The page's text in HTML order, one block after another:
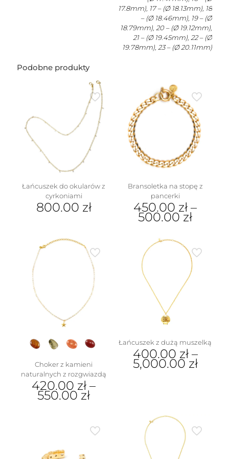
17.8mm), 17 – (Ø 18.13mm), 18
– (Ø 18.46mm), 19 – (Ø
18.79mm), 20 – (Ø 19.12mm),
21 – (Ø 19.45mm), 22 – (Ø
19.78mm), 23 – (Ø 20.11mm)
Podobne produkty
Łańcuszek do okularów z
cyrkoniami
800.00 zł
Bransoletka na stopę z
pancerki
450.00 zł –
500.00 zł
produkt
wariantów.
można
wybrać
na
stronie
produktu
Choker z kamieni
naturalnych z rozgwiazdą
420.00 zł –
550.00 zł
Opcje
Łańcuszek z dużą muszelką
400.00 zł–
5,000.00 zł
wariantów.
Opcje
można
wybrać